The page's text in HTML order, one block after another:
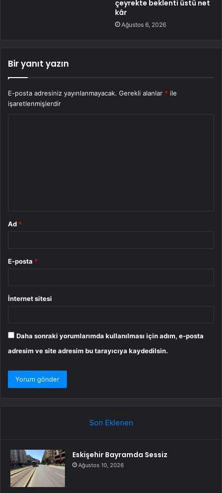
çeyrekte beklenti üstü net
kâr
Ağustos 6, 2026
Bir yanıt yazın
E-posta adresiniz yayınlanmayacak. Gerekli alanlar * ile
işaretlenmişlerdir
Ad *
E-posta *
İnternet sitesi
Daha sonraki yorumlarımda kullanılması için adım, e-posta
adresim ve site adresim bu tarayıcıya kaydedilsin.
Son Eklenen
Eskişehir Bayramda Sessiz
Ağustos 10, 2026